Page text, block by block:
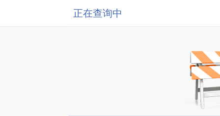
正在查询中